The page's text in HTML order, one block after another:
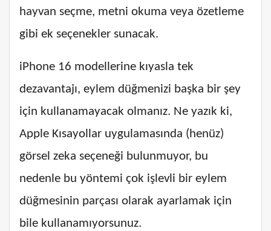
hayvan seçme, metni okuma veya özetleme
gibi ek seçenekler sunacak.
iPhone 16 modellerine kıyasla tek
dezavantajı, eylem düğmenizi başka bir şey
için kullanamayacak olmanız. Ne yazık ki,
Apple Kısayollar uygulamasında (henüz)
görsel zeka seçeneği bulunmuyor, bu
nedenle bu yöntemi çok işlevli bir eylem
düğmesinin parçası olarak ayarlamak için
bile kullanamıyorsunuz.